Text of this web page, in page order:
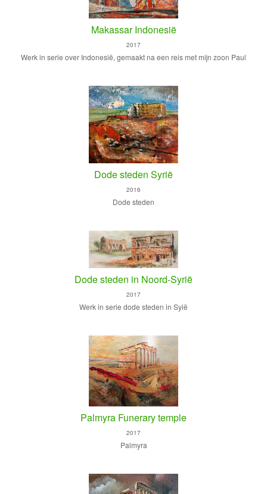
Makassar Indonesië
2017
Werk in serie over Indonesië, gemaakt na een reis met mijn zoon Paul
Dode steden Syrië
2016
Dode steden
Dode steden in Noord-Syrië
2017
Werk in serie dode steden in Syië
Palmyra Funerary temple
2017
Palmyra